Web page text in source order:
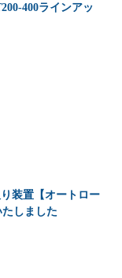
400ラインアッ
装置【オートロー
しました